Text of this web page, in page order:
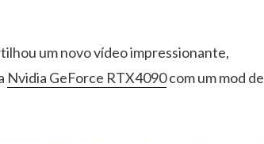
um novo vídeo impressionante,
Nvidia GeForce RTX4090com um mod de